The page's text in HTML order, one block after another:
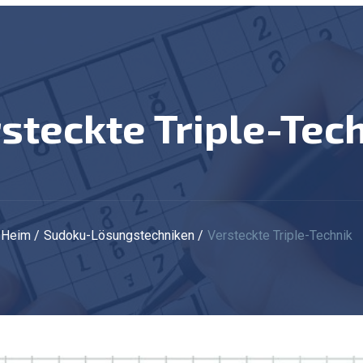
Triple-
Heim Sudoku-Lösungstechniken Versteckte Triple-Technik